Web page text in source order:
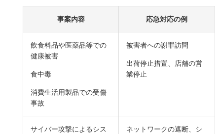
事案内容 応急対応の例
飲食料品や医薬品等での
健康被害
食中毒
消費生活用製品での受傷
事故
被害者への謝罪訪問
出荷停止措置、店舗の営
業停止
サイバー攻撃によるシス
ネットワークの遮断、シ